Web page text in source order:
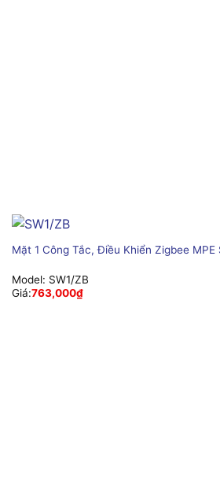
Mặt 1 Công Tắc, Điều Khiển Zigbee MPE
Model: SW1/ZB
Giá:763,000₫